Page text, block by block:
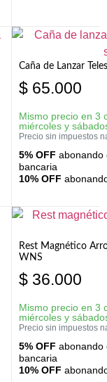
Caña de Lanzar
$ 65.000
Mismo precio en 3
miércoles y
Precio sin impuestos
5% OFF abonando
bancaria
10% OFF
Rest Magnético
WNS
$ 36.000
Mismo precio en 3
miércoles y
Precio sin impuestos
5% OFF abonando
bancaria
10% OFF